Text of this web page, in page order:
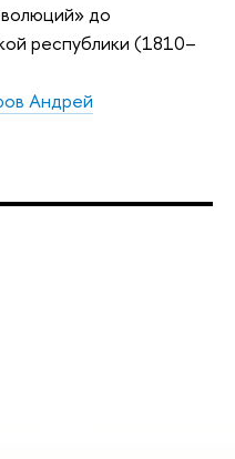
до
республики (1810–
Андрей